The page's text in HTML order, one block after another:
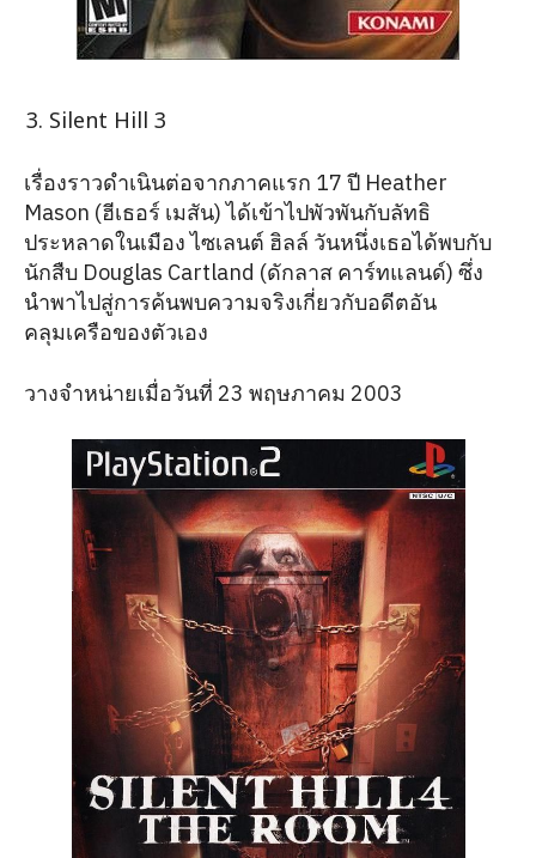
Silent Hill 3
เรื่องราวดำเนินต่อจากภาคแรก 17 ปี Heather
Mason (ฮีเธอร์ เมสัน) ได้เข้าไปพัวพันกับลัทธิ
ประหลาดในเมือง ไซเลนต์ ฮิลล์ วันหนึ่งเธอได้พบกับ
นักสืบ Douglas Cartland (ดักลาส คาร์ทแลนด์) ซึ่ง
นำพาไปสู่การค้นพบความจริงเกี่ยวกับอดีตอัน
คลุมเครือของตัวเอง
วางจำหน่ายเมื่อวันที่ 23 พฤษภาคม 2003